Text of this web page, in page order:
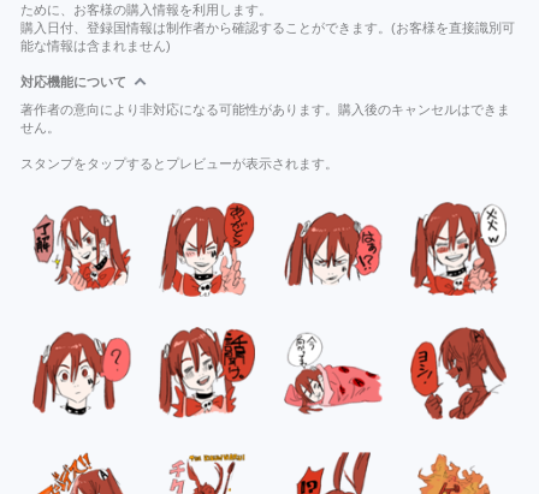
ために、お客様の購入情報を利用します。
購入日付、登録国情報は制作者から確認することができます。(お客様を直接識別可
能な情報は含まれません)
対応機能について
著作者の意向により非対応になる可能性があります。購入後のキャンセルはできま
せん。
スタンプをタップするとプレビューが表示されます。